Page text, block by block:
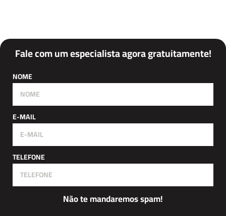
Fale com um especialista agora gratuitamente!
NOME
E-MAIL
TELEFONE
Não te mandaremos spam!